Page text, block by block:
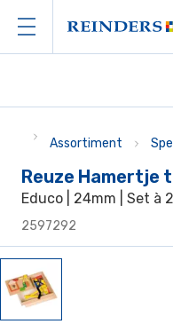
Assortiment
Reuze Hamertje
Educo | 24mm | Set à
2597292